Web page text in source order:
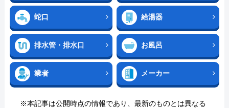
蛇口 給湯器
排水管・排水口 お風呂
業者 メーカー
※本記事は公開時点の情報であり、最新のものとは異なる